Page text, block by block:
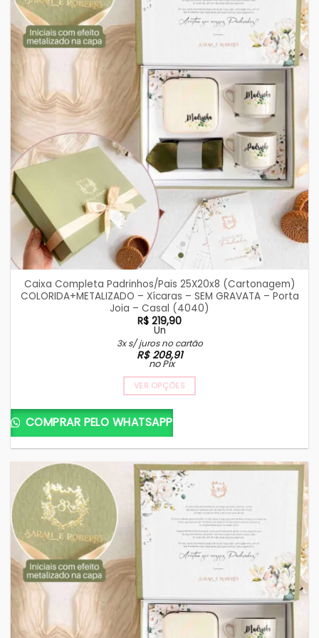
Caixa Completa Padrinhos/Pais 25X20x8 (Cartonagem)
COLORIDA+METALIZADO – Xícaras – SEM GRAVATA – Porta
Joia – Casal (4040)
R$ 219,90
Un
3x s/ juros no cartão
R$208,91
no Pix
VER OPÇÕES
COMPRAR PELO WHATSAPP